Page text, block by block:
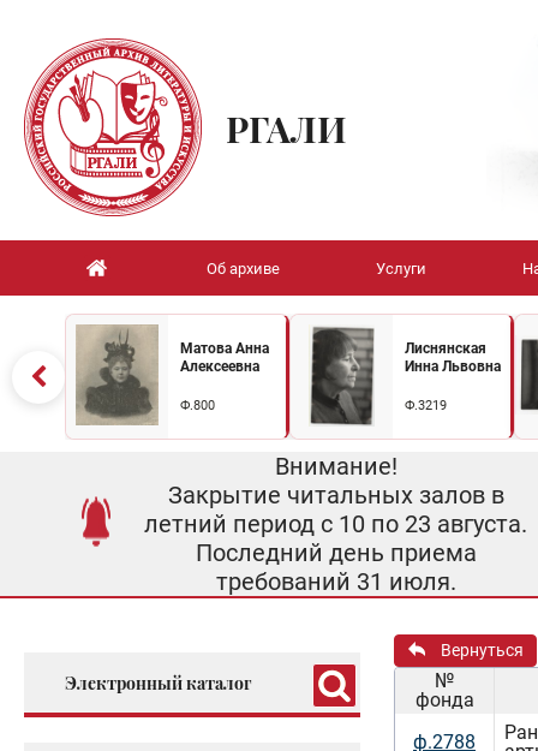
РГАЛИ
Об архиве Услуги
Матова Анна
Алексеевна
Ф.800
Лиснянская
Инна Львовна
Ф.3219
Внимание!
Закрытие читальных залов в
летний период с 10 по 23 августа.
Последний день приема
требований 31 июля.
Электронный каталог
Вернуться
№
фонда
ф.2788